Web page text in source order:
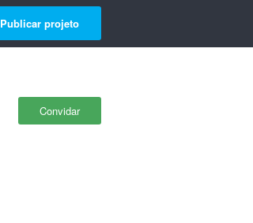
Publicar projeto
Convidar